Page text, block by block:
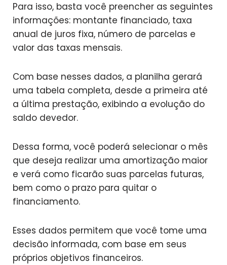
Para isso, basta você preencher as seguintes
informações: montante financiado, taxa
anual de juros fixa, número de parcelas e
valor das taxas mensais.
Com base nesses dados, a planilha gerará
uma tabela completa, desde a primeira até
a última prestação, exibindo a evolução do
saldo devedor.
Dessa forma, você poderá selecionar o mês
que deseja realizar uma amortização maior
e verá como ficarão suas parcelas futuras,
bem como o prazo para quitar o
financiamento.
Esses dados permitem que você tome uma
decisão informada, com base em seus
próprios objetivos financeiros.